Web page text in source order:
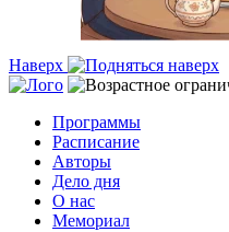
Наверх
Программы
Расписание
Авторы
Дело дня
О нас
Мемориал